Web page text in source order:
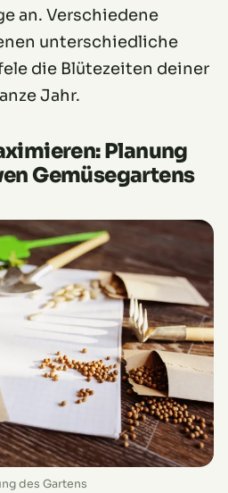
an. Verschiedene
unterschiedliche
die Blütezeiten deiner
Jahr.
Planung
Gemüsegartens
des Gartens